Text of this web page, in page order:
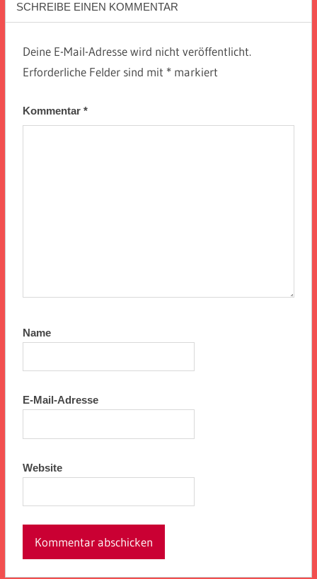
SCHREIBE EINEN KOMMENTAR
Deine E-Mail-Adresse wird nicht veröffentlicht.
Erforderliche Felder sind mit *markiert
Kommentar *
Name
E-Mail-Adresse
Website